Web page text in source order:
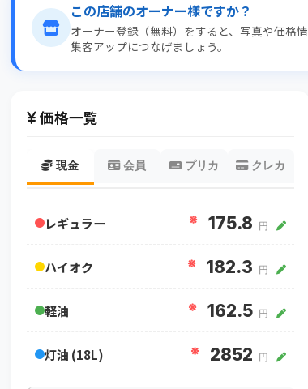
この店舗のオーナー様ですか？
オーナー登録（無料）をすると、写真や価格
集客アップにつなげましょう。
価格一覧
現金 会員 プリカ クレカ
レギュラー ※ 175.8 円
ハイオク ※ 182.3 円
軽油 ※ 162.5 円
灯油 (18L) ※ 2852 円